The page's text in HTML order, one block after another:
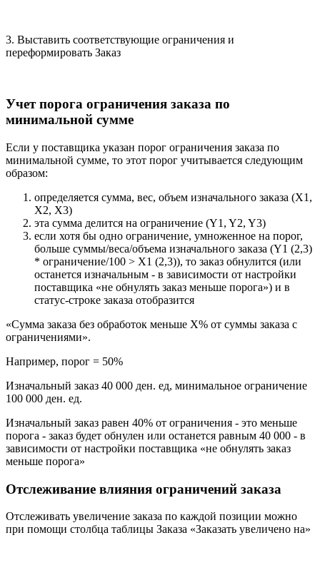
3. Выставить соответствующие ограничения и
переформировать Заказ
Учет порога ограничения заказа по
минимальной сумме
Если у поставщика указан порог ограничения заказа по
минимальной сумме, то этот порог учитывается следующим
образом:
определяется сумма, вес, объем изначального заказа (X1,
X2, X3)
эта сумма делится на ограничение (Y1, Y2, Y3)
если хотя бы одно ограничение, умноженное на порог,
больше суммы/веса/объема изначального заказа (Y1 (2,3)
* ограничение/100 > X1 (2,3)), то заказ обнулится (или
останется изначальным - в зависимости от настройки
поставщика «не обнулять заказ меньше порога») и в
статус-строке заказа отобразится
«Сумма заказа без обработок меньше X% от суммы заказа с
ограничениями».
Например, порог = 50%
Изначальный заказ 40 000 ден. ед, минимальное ограничение
100 000 ден. ед.
Изначальный заказ равен 40% от ограничения - это меньше
порога - заказ будет обнулен или останется равным 40 000 - в
зависимости от настройки поставщика «не обнулять заказ
меньше порога»
Отслеживание влияния ограничений заказа
Отслеживать увеличение заказа по каждой позиции можно
при помощи столбца таблицы Заказа «Заказать увеличено на»